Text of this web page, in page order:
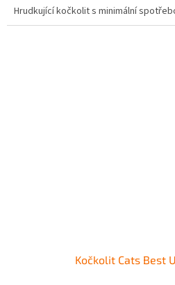
Hrudkující kočkolit s minimální
Kočkolit Cats Best